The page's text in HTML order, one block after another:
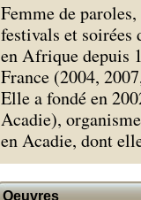
Femme de
festivals et soirées
en Afrique depuis
France (2004,
Elle a fondé en
Acadie),
en Acadie, dont
Oeuvres